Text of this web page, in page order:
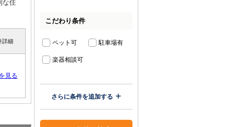
な住
詳細
見る
こだわり条件
ペット可 駐車場有
楽器相談可
さらに条件を追加する